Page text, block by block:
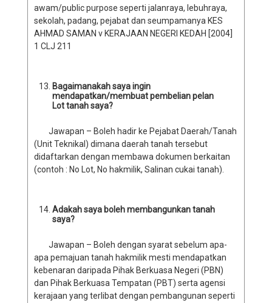
awam/public purpose seperti jalanraya, lebuhraya,
sekolah, padang, pejabat dan seumpamanya KES
AHMAD SAMAN v KERAJAAN NEGERI KEDAH [2004]
1 CLJ 211
Bagaimanakah saya ingin
mendapatkan/membuat pembelian pelan
Lot tanah saya?
Jawapan – Boleh hadir ke Pejabat Daerah/Tanah
(Unit Teknikal) dimana daerah tanah tersebut
didaftarkan dengan membawa dokumen berkaitan
(contoh : No Lot, No hakmilik, Salinan cukai tanah).
Adakah saya boleh membangunkan tanah
saya?
Jawapan – Boleh dengan syarat sebelum apa-
apa pemajuan tanah hakmilik mesti mendapatkan
kebenaran daripada Pihak Berkuasa Negeri (PBN)
dan Pihak Berkuasa Tempatan (PBT) serta agensi
kerajaan yang terlibat dengan pembangunan seperti